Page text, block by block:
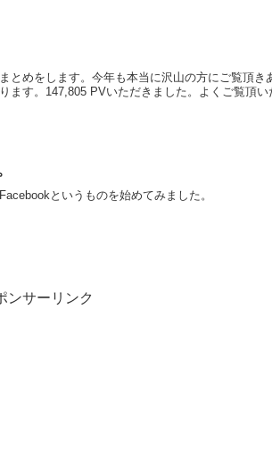
とめをします。今年も本当に沢山の方にご覧頂き
ます。147,805 PVいただきました。よくご覧頂い
というものを始めてみました。
ンサーリンク